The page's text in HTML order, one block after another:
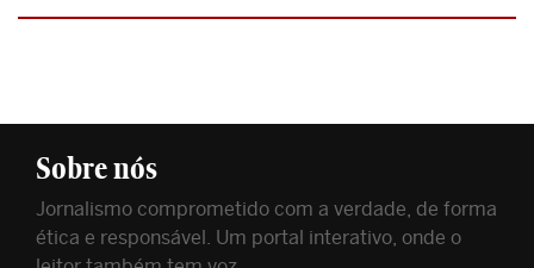
Sobre nós
Jornalismo comprometido com a verdade, de forma
ética e responsável. Um portal interativo, onde o